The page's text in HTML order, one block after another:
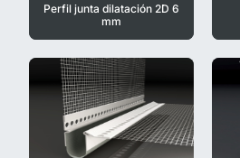
Perfil junta dilatación 2D 6
mm